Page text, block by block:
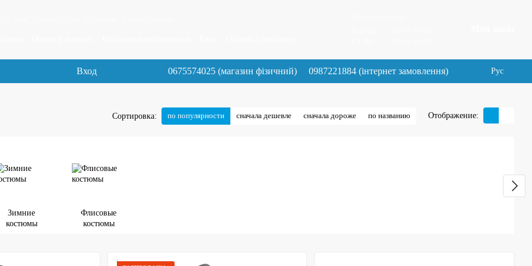
Вход 0675574025 (магазин фізичний) 0987221884 (інтернет замовлення) Рус
Сортировка: по популярности сначала дешевле сначала дороже по названию Отображение:
Зимние
костюмы
Флисовые
костюмы